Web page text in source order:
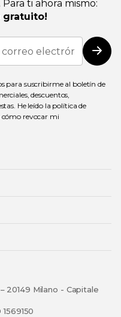
ti ahora mismo:
gratuito!
para suscribirme al boletín de
descuentos,
He leído la política de
cómo revocar mi
20149 Milano - Capitale